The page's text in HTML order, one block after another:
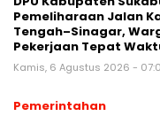
Pemeliharaan Jalan
Tengah–Sinagar,
Pekerjaan Tepat
Kamis, 6 Agustus 2026 -
Pemerintahan